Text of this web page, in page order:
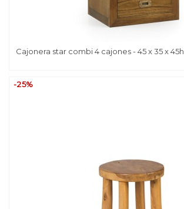
Cajonera star combi 4 cajones - 45 x 35 x 45h
-25%